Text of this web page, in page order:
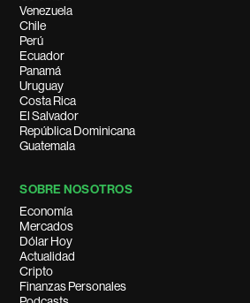
Venezuela
Chile
Perú
Ecuador
Panamá
Uruguay
Costa Rica
El Salvador
República Dominicana
Guatemala
SOBRE NOSOTROS
Economía
Mercados
Dólar Hoy
Actualidad
Cripto
Finanzas Personales